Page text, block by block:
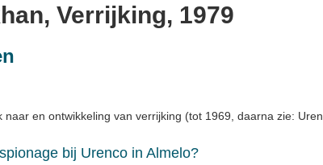
Verrijking, 1979
naar en ontwikkeling van verrijking (tot 1969, daarna zie:
bij Urenco in Almelo?